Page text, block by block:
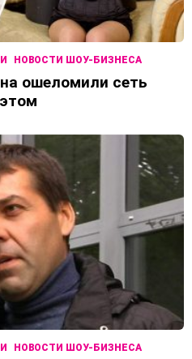
НОВОСТИ ШОУ-БИЗНЕСА
ошеломили сеть
НОВОСТИ ШОУ-БИЗНЕСА